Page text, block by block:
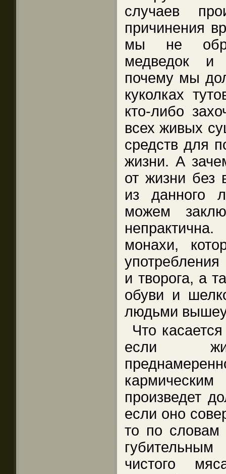
случаев
причинения
мы не
медведок и
почему мы
куколках
кто-либо
всех живых
средств для
жизни. А
от жизни без
из данного
можем
монахи,
и творога, а
обуви и
людьми
Что
если
произведет
если оно
то по словам
чистого